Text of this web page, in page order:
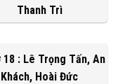
Thanh Trì
18 : Lê Trọng Tấn, An
Khách, Hoài Đức